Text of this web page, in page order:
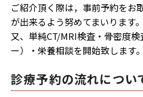
ご紹介頂く際は，事前予約をお
が出来るよう努めてまいります。
又、単純CT/MRI検査・骨密度
ー）・栄養相談を開始致します
診療予約の流れについ